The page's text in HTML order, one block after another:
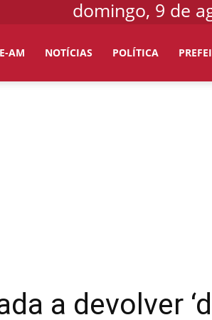
domingo, 9 de
AM NOTÍCIAS POLÍTICA
a devolver